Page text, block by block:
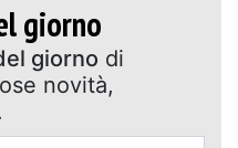
giorno
giorno di
novità,